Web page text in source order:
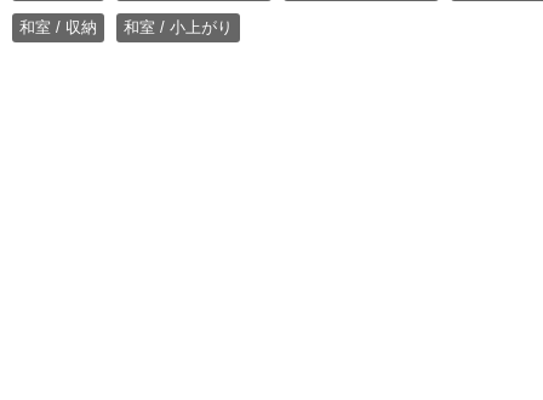
和室 / 収納 和室 / 小上がり